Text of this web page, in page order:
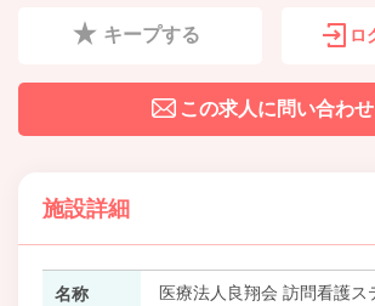
キープする ロ
この求人に問い合わ
施設詳細
名称
医療法人良翔会 訪問看護